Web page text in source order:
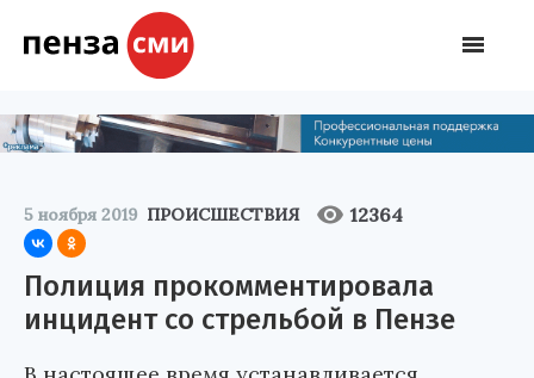
5 ноября 2019 ПРОИСШЕСТВИЯ 12364
Полиция прокомментировала
инцидент со стрельбой в Пензе